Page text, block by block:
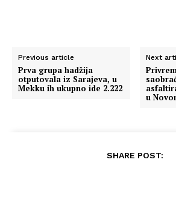
Previous article
Prva grupa hadžija
otputovala iz Sarajeva, u
Mekku ih ukupno ide 2.222
Next
u
SHARE POST: